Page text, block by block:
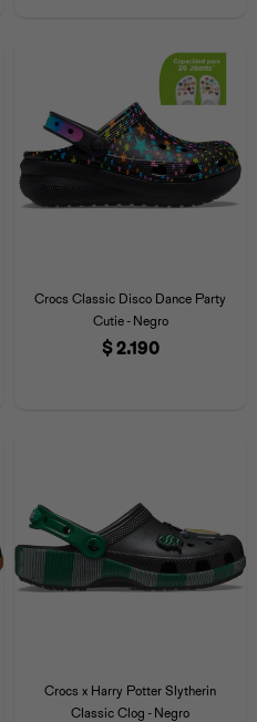
Crocs Classic Disco Dance Party
Cutie - Negro
$2.190
Crocs x Harry Potter Slytherin
Classic Clog - Negro